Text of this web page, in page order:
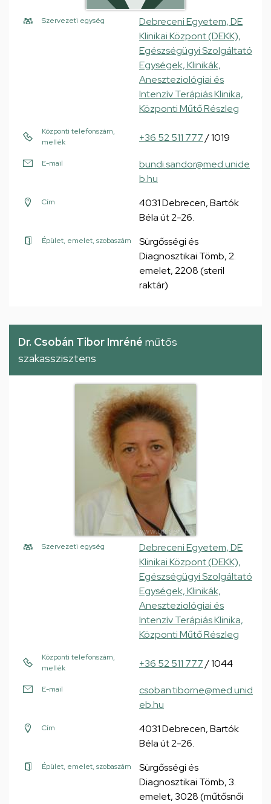
Szervezeti egység
Debreceni Egyetem, DE
Klinikai Központ (DEKK),
Egészségügyi Szolgáltató
Egységek, Klinikák,
Aneszteziológiai és
Intenzív Terápiás Klinika,
Központi Műtő Részleg
Központi telefonszám,
mellék
+36 52 511 777/ 1019
E-mail
bundi.sandor@med.unide
b.hu
Cím
4031 Debrecen, Bartók
Béla út 2-26.
Épület, emelet, szobaszám
Sürgősségi és
Diagnosztikai Tömb, 2.
emelet, 2208 (steril
raktár)
Dr. Csobán Tibor Imréné műtős
szakasszisztens
Szervezeti egység
Debreceni Egyetem, DE
Klinikai Központ (DEKK),
Egészségügyi Szolgáltató
Egységek, Klinikák,
Aneszteziológiai és
Intenzív Terápiás Klinika,
Központi Műtő Részleg
Központi telefonszám,
mellék
+36 52 511 777/ 1044
E-mail
csoban.tiborne@med.unid
eb.hu
Cím
4031 Debrecen, Bartók
Béla út 2-26.
Épület, emelet, szobaszám
Sürgősségi és
Diagnosztikai Tömb, 3.
emelet, 3028 (műtősnői